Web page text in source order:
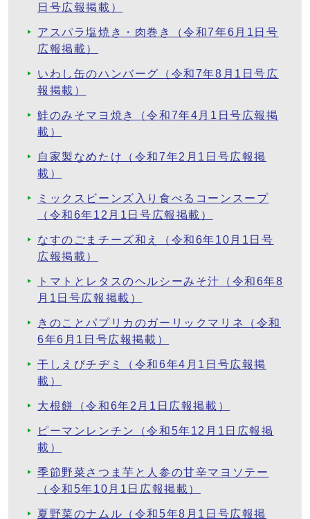
日号広報掲載）
アスパラ塩焼き・肉巻き（令和7年6月1日号
広報掲載）
いわし缶のハンバーグ（令和7年8月1日号広
報掲載）
鮭のみそマヨ焼き（令和7年4月1日号広報掲
載）
自家製なめたけ（令和7年2月1日号広報掲
載）
ミックスビーンズ入り食べるコーンスープ
（令和6年12月1日号広報掲載）
なすのごまチーズ和え（令和6年10月1日号
広報掲載）
トマトとレタスのヘルシーみそ汁（令和6年8
月1日号広報掲載）
きのことパプリカのガーリックマリネ（令和
6年6月1日号広報掲載）
干しえびチヂミ（令和6年4月1日号広報掲
載）
大根餅（令和6年2月1日広報掲載）
ピーマンレンチン（令和5年12月1日広報掲
載）
季節野菜さつま芋と人参の甘辛マヨソテー
（令和5年10月1日広報掲載）
夏野菜のナムル（令和5年8月1日号広報掲